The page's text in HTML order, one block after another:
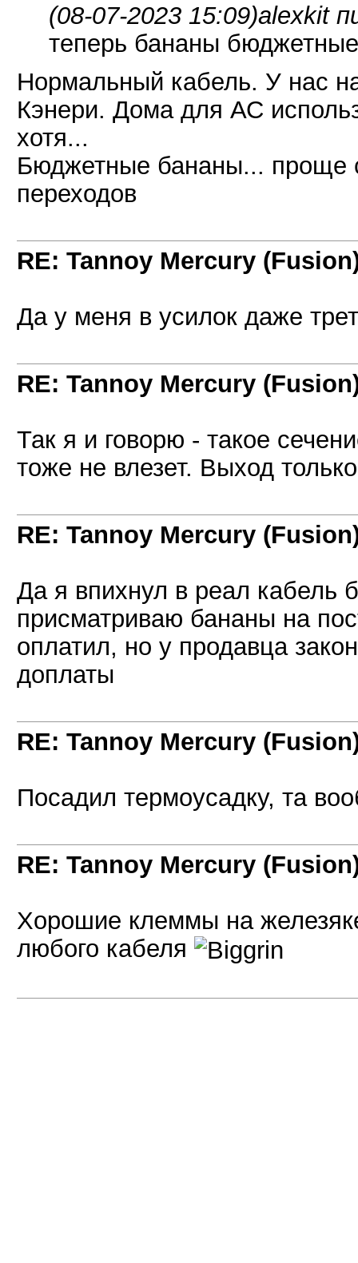
(08-07-2023 15:09)alexkit
теперь бананы
Нормальный кабель. У нас
Кэнери. Дома для АС
хотя...
Бюджетные бананы... проще
переходов
RE: Tannoy Mercury
Да у меня в усилок даже
RE: Tannoy Mercury
Так я и говорю - такое
тоже не влезет. Выход
RE: Tannoy Mercury
Да я впихнул в реал кабель
присматриваю бананы на
оплатил, но у продавца
доплаты
RE: Tannoy Mercury
Посадил термоусадку, та
RE: Tannoy Mercury
Хорошие клеммы на
любого кабеля